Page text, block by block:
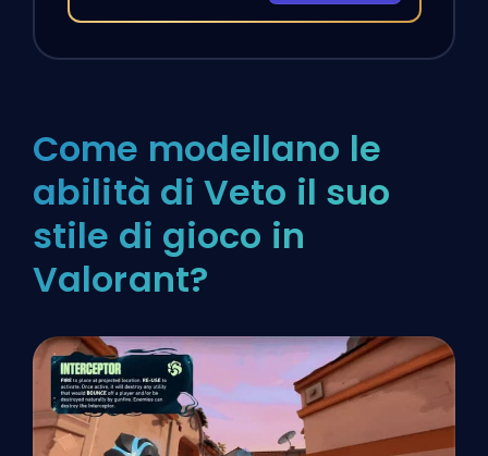
Come modellano le
abilità di Veto il suo
stile di gioco in
Valorant?